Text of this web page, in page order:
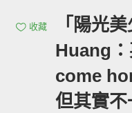
收藏
「陽光
Huang
come
但其實不